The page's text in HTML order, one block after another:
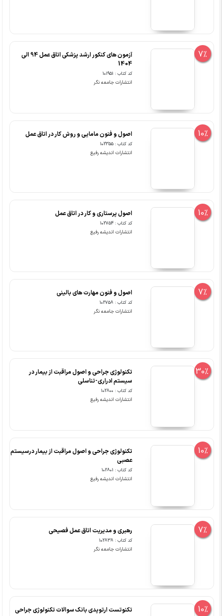
7%
آزمون های کنکور ارشد پزشکی اتاق عمل 94 الی
1404
کد کتاب : 101951
انتشارات جامعه نگر
10% اصول و فنون مامایی و روش کار در اتاق عمل
کد کتاب : 102355
انتشارات اندیشه رفیع
10% اصول پرستاری و کار در اتاق عمل
کد کتاب : 102754
انتشارات اندیشه رفیع
7% اصول و فنون مهارت های بالینی
کد کتاب : 102758
انتشارات جامعه نگر
30%
تکنولوژی جراحی و اصول مراقبت از بیمار در
سیستم ادراری-تناسلی
کد کتاب : 102800
انتشارات اندیشه رفیع
10%
تکنولوژی جراحی و اصول مراقبت از بیمار درسیستم
عصبی
کد کتاب : 102801
انتشارات اندیشه رفیع
7% رهبری و مدیریت اتاق عمل فصیحی
کد کتاب : 102838
انتشارات جامعه نگر
10% تکنوتست ارتوپدی بانک سوالات تکنولوژی جراحی